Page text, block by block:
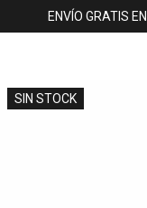
ENVÍO GRATIS
SIN STOCK